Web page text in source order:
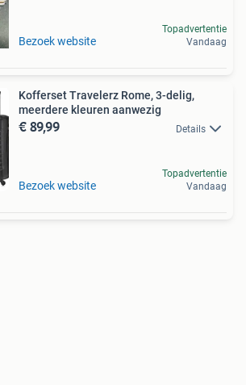
Bezoek website
Topadvertentie
Vandaag
Kofferset Travelerz Rome, 3-delig,
meerdere kleuren aanwezig
€ 89,99 Details
Bezoek website
Topadvertentie
Vandaag